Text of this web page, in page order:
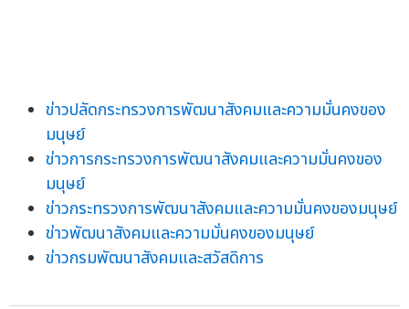
ข่าวปลัดกระทรวงการพัฒนาสังคมและความมั่นคงของ
มนุษย์
ข่าวการกระทรวงการพัฒนาสังคมและความมั่นคงของ
มนุษย์
ข่าวกระทรวงการพัฒนาสังคมและความมั่นคงของมนุษย์
ข่าวพัฒนาสังคมและความมั่นคงของมนุษย์
ข่าวกรมพัฒนาสังคมและสวัสดิการ